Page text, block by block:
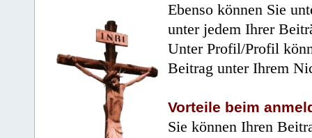
Ebenso können Sie
unter jedem Ihrer
Unter Profil/Profil
Beitrag unter Ihrem
Vorteile beim
Sie können Ihren